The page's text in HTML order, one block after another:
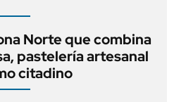
Norte que combina
pastelería artesanal
citadino